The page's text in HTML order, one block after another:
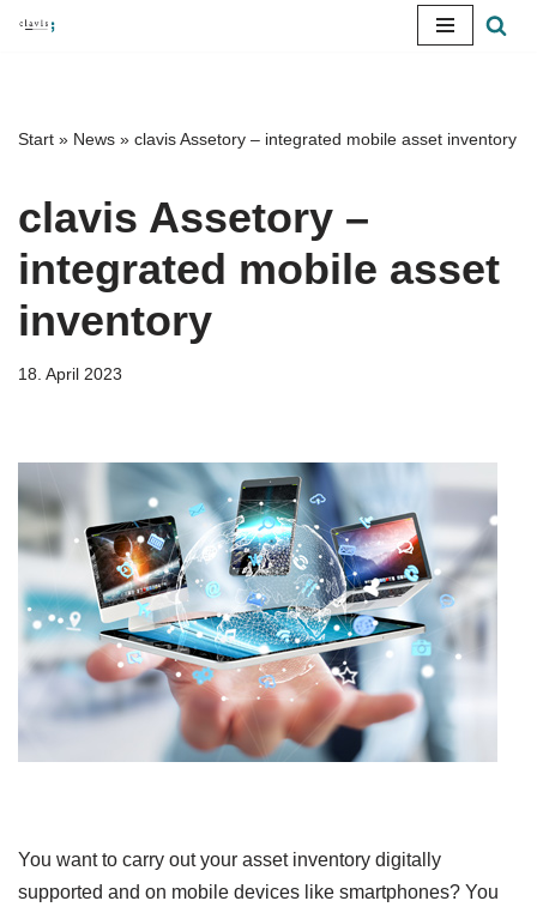
content
Start » News » clavis Assetory – integrated mobile asset inventory
clavis Assetory –
integrated mobile asset
inventory
18. April 2023
You want to carry out your asset inventory digitally
supported and on mobile devices like smartphones? You